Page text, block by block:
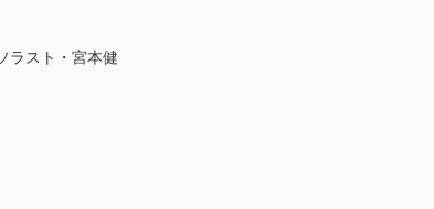
ラスト・宮本健